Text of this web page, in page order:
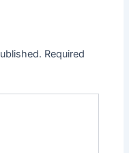
Required